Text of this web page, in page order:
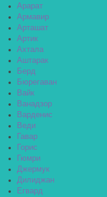
Арарат
Армавир
Арташат
Артик
Ахтала
Аштарак
Берд
Бюрегаван
Вайк
Ванадзор
Варденис
Веди
Гавар
Горис
Гюмри
Джермук
Дилиджан
Егвард